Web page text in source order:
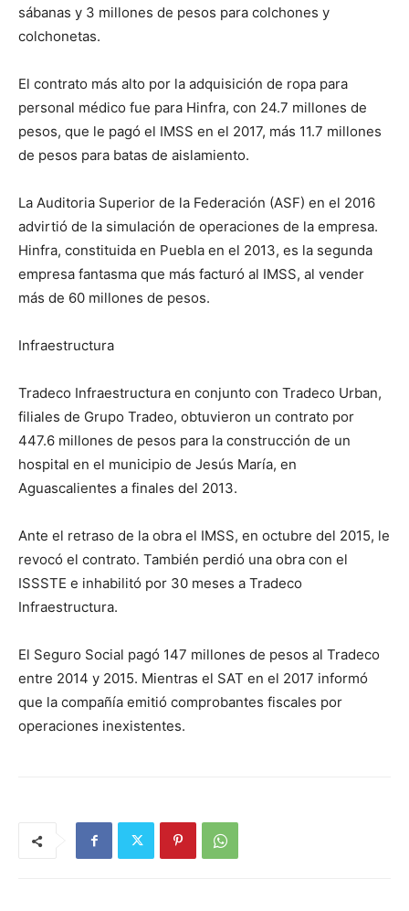
sábanas y 3 millones de pesos para colchones y
colchonetas.
El contrato más alto por la adquisición de ropa para
personal médico fue para Hinfra, con 24.7 millones de
pesos, que le pagó el IMSS en el 2017, más 11.7 millones
de pesos para batas de aislamiento.
La Auditoria Superior de la Federación (ASF) en el 2016
advirtió de la simulación de operaciones de la empresa.
Hinfra, constituida en Puebla en el 2013, es la segunda
empresa fantasma que más facturó al IMSS, al vender
más de 60 millones de pesos.
Infraestructura
Tradeco Infraestructura en conjunto con Tradeco Urban,
filiales de Grupo Tradeo, obtuvieron un contrato por
447.6 millones de pesos para la construcción de un
hospital en el municipio de Jesús María, en
Aguascalientes a finales del 2013.
Ante el retraso de la obra el IMSS, en octubre del 2015, le
revocó el contrato. También perdió una obra con el
ISSSTE e inhabilitó por 30 meses a Tradeco
Infraestructura.
El Seguro Social pagó 147 millones de pesos al Tradeco
entre 2014 y 2015. Mientras el SAT en el 2017 informó
que la compañía emitió comprobantes fiscales por
operaciones inexistentes.